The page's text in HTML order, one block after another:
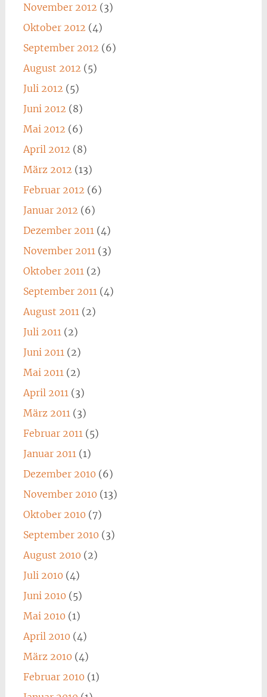
November 2012 (3)
Oktober 2012 (4)
September 2012 (6)
August 2012 (5)
Juli 2012 (5)
Juni 2012 (8)
Mai 2012 (6)
April 2012 (8)
März 2012 (13)
Februar 2012 (6)
Januar 2012 (6)
Dezember 2011 (4)
November 2011 (3)
Oktober 2011 (2)
September 2011 (4)
August 2011 (2)
Juli 2011 (2)
Juni 2011 (2)
Mai 2011 (2)
April 2011 (3)
März 2011 (3)
Februar 2011 (5)
Januar 2011 (1)
Dezember 2010 (6)
November 2010 (13)
Oktober 2010 (7)
September 2010 (3)
August 2010 (2)
Juli 2010 (4)
Juni 2010 (5)
Mai 2010 (1)
April 2010 (4)
März 2010 (4)
Februar 2010 (1)